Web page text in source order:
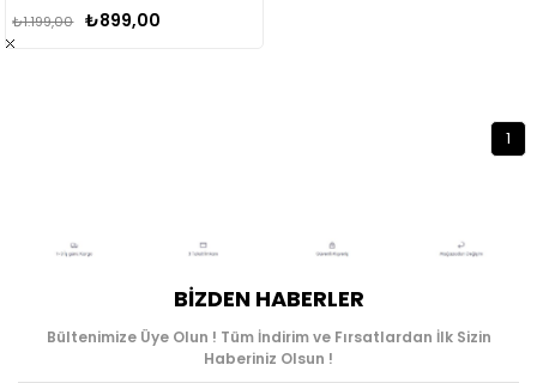
₺899,00
₺1.199,00
1
BIZDEN HABERLER
Bültenimize Üye Olun ! Tüm İndirim ve Fırsatlardan İlk Sizin
Haberiniz Olsun !